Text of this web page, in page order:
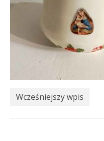
Wcześniejszy wpis